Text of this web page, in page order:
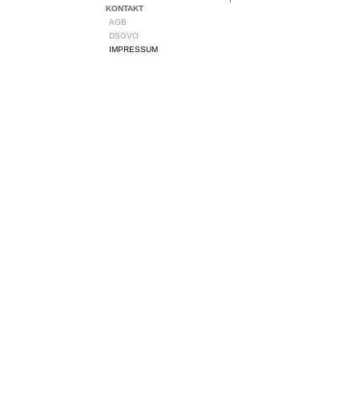
KONTAKT
AGB
DSGVO
IMPRESSUM